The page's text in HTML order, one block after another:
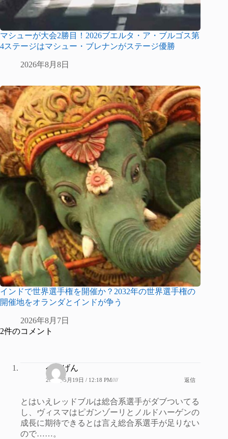
マシューが大会2勝目！2026ブエルタ・ア・ブルゴス第
4ステージはマシュー・ブレナンがステージ優勝
2026年8月8日
インドで世界選手権を開催か？2032年の世界選手権の
開催地をオランダとインドが争う
2026年8月7日
2件のコメント
べるげん
2026年5月19日 / 12:18 PM//// 返信
とはいえレッドブルは総合系選手がダブついてる
し、ヴィスマはピガンゾーリとノルドハーゲンの
成長に期待できるとは言え総合系選手が足りない
ので……。